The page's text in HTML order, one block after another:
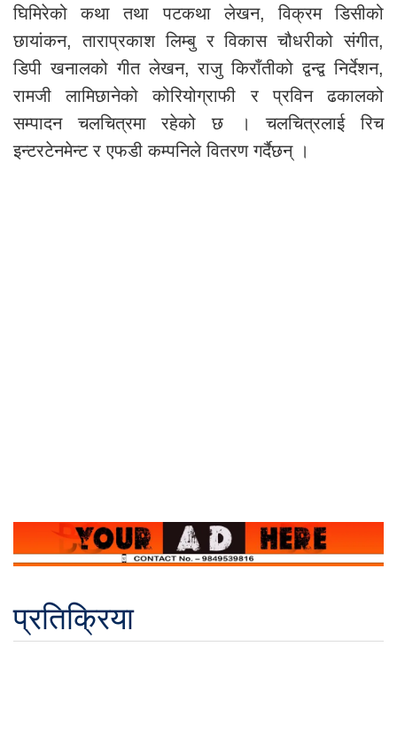
घिमिरेको कथा तथा पटकथा लेखन, विक्रम डिसीको
छायांकन, ताराप्रकाश लिम्बु र विकास चौधरीको संगीत,
डिपी खनालको गीत लेखन, राजु किराँतीको द्वन्द्व निर्देशन,
रामजी लामिछानेको कोरियोग्राफी र प्रविन ढकालको
सम्पादन चलचित्रमा रहेको छ । चलचित्रलाई रिच
इन्टरटेनमेन्ट र एफडी कम्पनिले वितरण गर्दैछन् ।
प्रतिक्रिया